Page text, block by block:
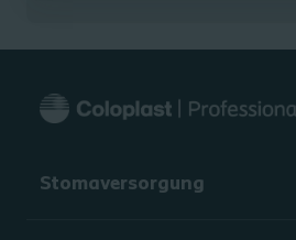
Stomaversorgung